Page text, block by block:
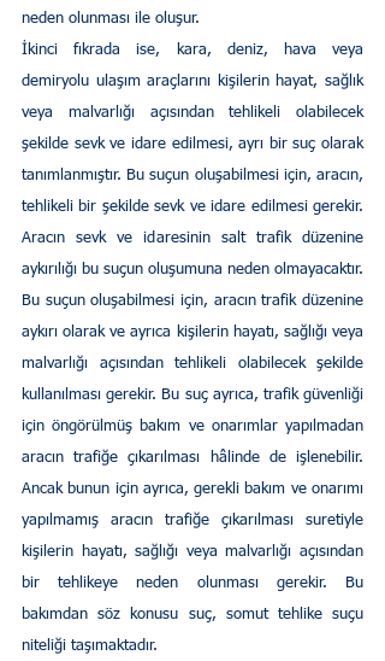
neden olunması ile oluşur.
İkinci fıkrada ise, kara, deniz, hava veya
demiryolu ulaşım araçlarını kişilerin hayat, sağlık
veya malvarlığı açısından tehlikeli olabilecek
şekilde sevk ve idare edilmesi, ayrı bir suç olarak
tanımlanmıştır. Bu suçun oluşabilmesi için, aracın,
tehlikeli bir şekilde sevk ve idare edilmesi gerekir.
Aracın sevk ve idaresinin salt trafik düzenine
aykırılığı bu suçun oluşumuna neden olmayacaktır.
Bu suçun oluşabilmesi için, aracın trafik düzenine
aykırı olarak ve ayrıca kişilerin hayatı, sağlığı veya
malvarlığı açısından tehlikeli olabilecek şekilde
kullanılması gerekir. Bu suç ayrıca, trafik güvenliği
için öngörülmüş bakım ve onarımlar yapılmadan
aracın trafiğe çıkarılması hâlinde de işlenebilir.
Ancak bunun için ayrıca, gerekli bakım ve onarımı
yapılmamış aracın trafiğe çıkarılması suretiyle
kişilerin hayatı, sağlığı veya malvarlığı açısından
bir tehlikeye neden olunması gerekir. Bu
bakımdan söz konusu suç, somut tehlike suçu
niteliği taşımaktadır.